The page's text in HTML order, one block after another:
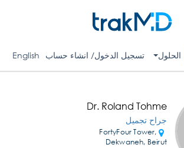
الحلول تسجيل الدخول/ انشاء حساب English
Dr. Roland Tohme
جراح تجميل
FortyFour Tower,
Dekwaneh, Beirut